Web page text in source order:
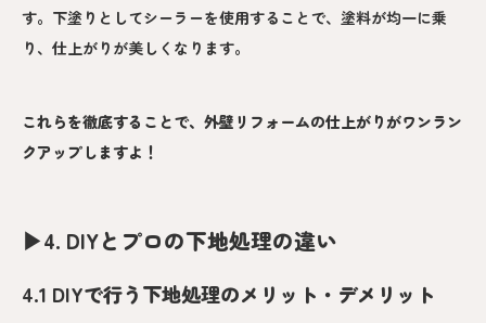
す。下塗りとしてシーラーを使用することで、塗料が均一に乗
り、仕上がりが美しくなります。
これらを徹底することで、外壁リフォームの仕上がりがワンラン
クアップしますよ！
▶︎4. DIYとプロの下地処理の違い
4.1 DIYで行う下地処理のメリット・デメリット